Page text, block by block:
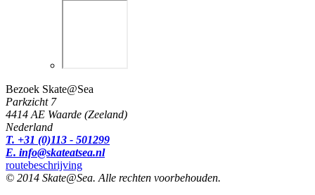
Bezoek Skate@Sea
Parkzicht 7
4414 AE Waarde (Zeeland)
Nederland
T. +31 (0)113 - 501299
E. info@skateatsea.nl
routebeschrijving
© 2014 Skate@Sea. Alle rechten voorbehouden.